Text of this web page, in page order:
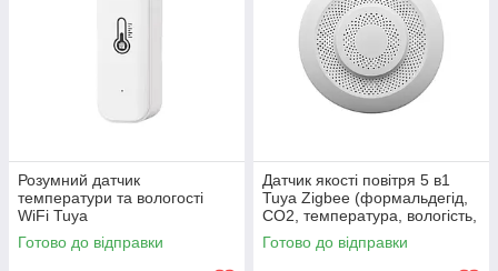
Розумний датчик
температури та вологості
WiFi Tuya
Готово до відправки
Датчик якості повітря 5 в1
Tuya Zigbee (формальдегід,
CO2, температура, вологість,
VOC)
Готово до відправки